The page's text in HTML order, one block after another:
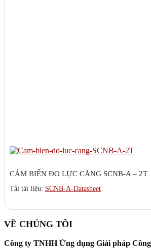
CẢM BIẾN ĐO LỰC CĂNG SCNB-A – 2T
Tải tài liệu: SCNB-A-Datasheet
VỀ CHÚNG TÔI
Công ty TNHH Ứng dụng Giải pháp